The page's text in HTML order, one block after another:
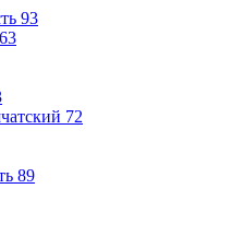
93
63
72
89